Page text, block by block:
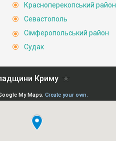
Красноперекопський район
Севастополь
Сімферопольський район
Судак